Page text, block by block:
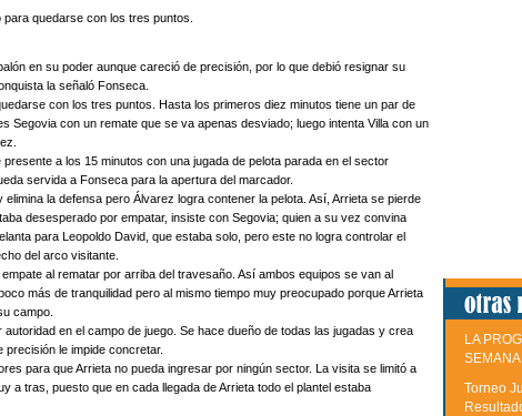
quedarse con los tres puntos.
en su poder aunque careció de precisión, por lo que debió resignar su
la señaló Fonseca.
con los tres puntos. Hasta los primeros diez minutos tiene un par de
Segovia con un remate que se va apenas desviado; luego intenta Villa con un
a los 15 minutos con una jugada de pelota parada en el sector
servida a Fonseca para la apertura del marcador.
la defensa pero Álvarez logra contener la pelota. Así, Arrieta se pierde
desesperado por empatar, insiste con Segovia; quien a su vez convina
para Leopoldo David, que estaba solo, pero este no logra controlar el
del arco visitante.
al rematar por arriba del travesaño. Así ambos equipos se van al
más de tranquilidad pero al mismo tiempo muy preocupado porque Arrieta
campo.
en el campo de juego. Se hace dueño de todas las jugadas y crea
le impide concretar.
para que Arrieta no pueda ingresar por ningún sector. La visita se limitó a
a tras, puesto que en cada llegada de Arrieta todo el plantel estaba
LA
SEMANA
Torneo